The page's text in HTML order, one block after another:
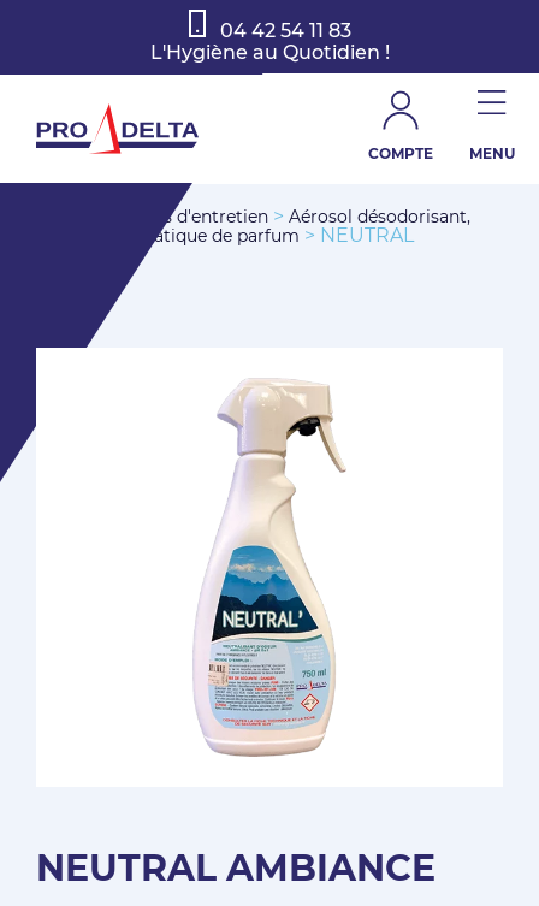
04 42 54 11 83
L'Hygiène au Quotidien !
COMPTE MENU
Produits d'entretien > Aérosol désodorisant,
diffuseur automatique de parfum > NEUTRAL
NEUTRAL AMBIANCE